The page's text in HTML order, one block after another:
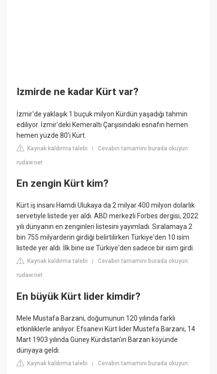
Izmirde ne kadar Kürt var?
İzmir'de yaklaşık 1 buçuk milyon Kürdün yaşadığı tahmin
ediliyor. İzmir'deki Kemeraltı Çarşısındaki esnafın hemen
hemen yüzde 80'i Kürt.
Kaynak kaldırma talebi |Cevabın tamamını burada okuyun:
rudaw.net
En zengin Kürt kim?
Kürt iş insanı Hamdi Ulukaya da 2 milyar 400 milyon dolarlık
servetiyle listede yer aldı. ABD merkezli Forbes dergisi, 2022
yılı dünyanın en zenginleri listesini yayımladı. Sıralamaya 2
bin 755 milyarderin girdiği belirtilirken Türkiye'den 10 isim
listede yer aldı. İlk bine ise Türkiye'den sadece bir isim girdi.
Kaynak kaldırma talebi |Cevabın tamamını burada okuyun:
rudaw.net
En büyük Kürt lider kimdir?
Mele Mustafa Barzani, doğumunun 120 yılında farklı
etkinliklerle anılıyor. Efsanevi Kürt lider Mustefa Barzani, 14
Mart 1903 yılında Güney Kürdistan'ın Barzan köyünde
dünyaya geldi.
Kaynak kaldırma talebi |Cevabın tamamını burada okuyun: